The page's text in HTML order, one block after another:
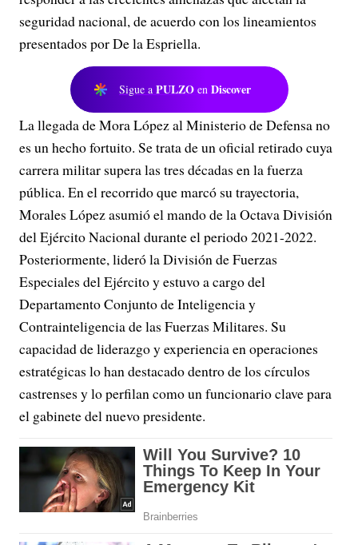
seguridad nacional, de acuerdo con los lineamientos
presentados por De la Espriella.
Sigue a PULZO en Discover
La llegada de Mora López al Ministerio de Defensa no
es un hecho fortuito. Se trata de un oficial retirado cuya
carrera militar supera las tres décadas en la fuerza
pública. En el recorrido que marcó su trayectoria,
Morales López asumió el mando de la Octava División
del Ejército Nacional durante el periodo 2021-2022.
Posteriormente, lideró la División de Fuerzas
Especiales del Ejército y estuvo a cargo del
Departamento Conjunto de Inteligencia y
Contrainteligencia de las Fuerzas Militares. Su
capacidad de liderazgo y experiencia en operaciones
estratégicas lo han destacado dentro de los círculos
castrenses y lo perfilan como un funcionario clave para
el gabinete del nuevo presidente.